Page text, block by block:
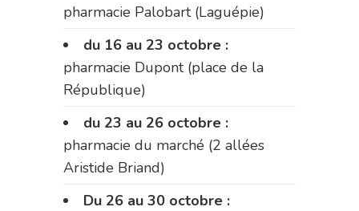
pharmacie Palobart (Laguépie)
du 16 au 23 octobre :
pharmacie Dupont (place de la
République)
du 23 au 26 octobre :
pharmacie du marché (2 allées
Aristide Briand)
Du 26 au 30 octobre :